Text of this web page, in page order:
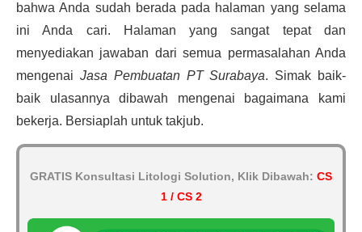
bahwa Anda sudah berada pada halaman yang selama
ini Anda cari. Halaman yang sangat tepat dan
menyediakan jawaban dari semua permasalahan Anda
mengenai Jasa Pembuatan PT Surabaya. Simak baik-
baik ulasannya dibawah mengenai bagaimana kami
bekerja. Bersiaplah untuk takjub.
GRATIS Konsultasi Litologi Solution, Klik Dibawah: CS
1 / CS 2